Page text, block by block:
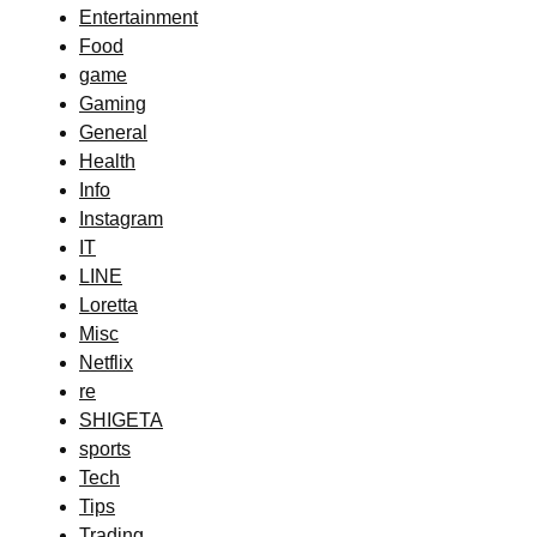
Entertainment
Food
game
Gaming
General
Health
Info
Instagram
IT
LINE
Loretta
Misc
Netflix
re
SHIGETA
sports
Tech
Tips